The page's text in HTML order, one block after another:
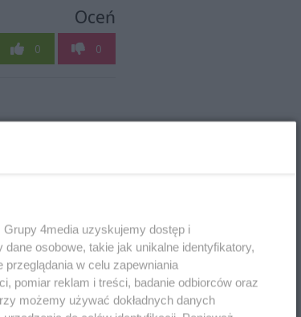
Oceń
0 0
Co
działo się w
artykułu:
nika
4media uzyskujemy dostęp i
osobowe, takie jak unikalne identyfikatory,
w celu zapewniania
pomiar reklam i treści, badanie odbiorców oraz
możemy używać dokładnych danych